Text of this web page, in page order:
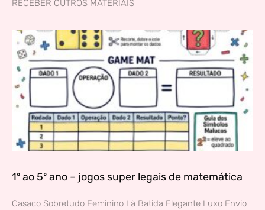
RECEBER OUTROS MATERIAIS
1º ao 5º ano – jogos super legais de matemática
Casaco Sobretudo Feminino Lã Batida Elegante Luxo Envio